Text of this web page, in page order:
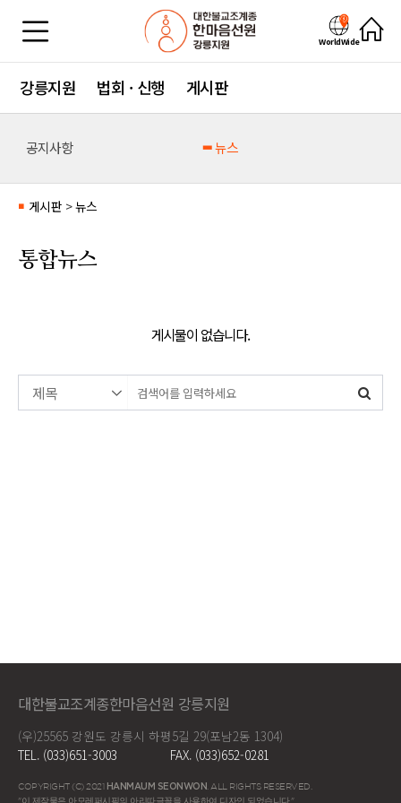
WorldWide
강릉지원 법회 · 신행 게시판
공지사항 뉴스
■ 게시판 >뉴스
통합뉴스
게시물이 없습니다.
대한불교조계종한마음선원 강릉지원
(우)25565 강원도 강릉시 하평5길 29(포남2동 1304)
TEL. (033)651-3003
FAX. (033)652-0281
COPYRIGHT (C) 2021 HANMAUM SEONWON . ALL RIGHTS RESERVED.
"이 제작물은 아모레퍼시픽의 아리따글꼴을 사용하여 디자인 되었습니다."